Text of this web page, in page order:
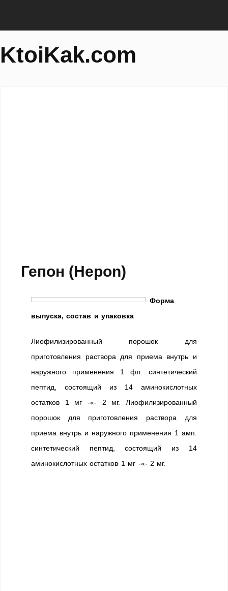
KtoiKak.com
Гепон (Hepon)
Форма
выпуска, состав и упаковка
Лиофилизированный порошок для
приготовления раствора для приема внутрь и
наружного применения 1 фл. синтетический
пептид, состоящий из 14 аминокислотных
остатков 1 мг -«- 2 мг. Лиофилизированный
порошок для приготовления раствора для
приема внутрь и наружного применения 1 амп.
синтетический пептид, состоящий из 14
аминокислотных остатков 1 мг -«- 2 мг.